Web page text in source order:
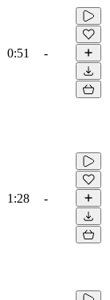
0:51 -
1:28 -